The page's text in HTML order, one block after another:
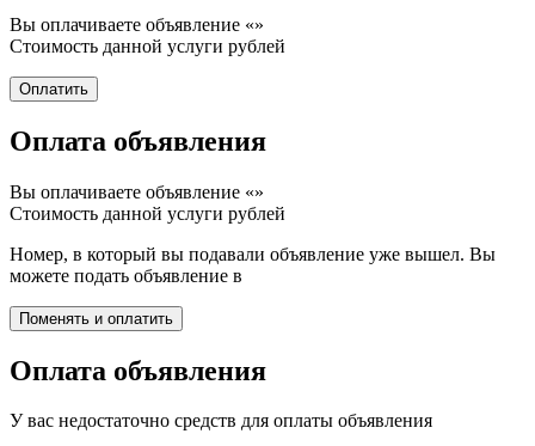
Вы оплачиваете объявление «»
Стоимость данной услуги рублей
Оплата объявления
Вы оплачиваете объявление «»
Стоимость данной услуги рублей
Номер, в который вы подавали объявление уже вышел. Вы
можете подать объявление в
Оплата объявления
У вас недостаточно средств для оплаты объявления